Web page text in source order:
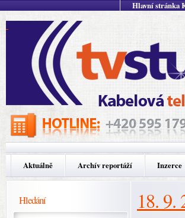
Hlavní stránka
Aktuálně Archív reportáží Inzerce
Hledání 18. 9.